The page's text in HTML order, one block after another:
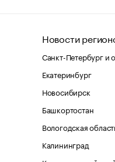
Новости
Санкт-Петербург и
Екатеринбург
Новосибирск
Башкортостан
Вологодская
Калининград